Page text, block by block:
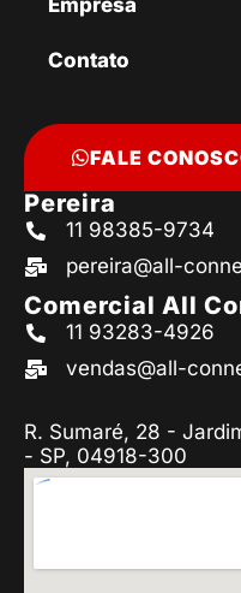
Empresa
Contato
FALE
Pereira
11 98385-9734
pereira@all-
Comercial All
11 93283-4926
vendas@all-
R. Sumaré, 28 -
- SP, 04918-300